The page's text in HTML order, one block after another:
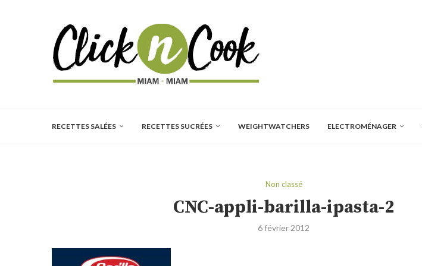
RECETTES SALÉES RECETTES SUCRÉES WEIGHTWATCHERS ELECTROMÉNAGER
Non classé
CNC-appli-barilla-ipasta-2
6 février 2012